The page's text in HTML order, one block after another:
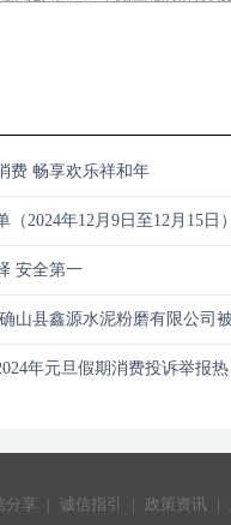
费 畅享欢乐祥和年
2024年12月9日至12月15日
安全第一
山县鑫源水泥粉磨有限公司
年元旦假期消费投诉举报热
分享 | 诚信指引 | 政策资讯 |